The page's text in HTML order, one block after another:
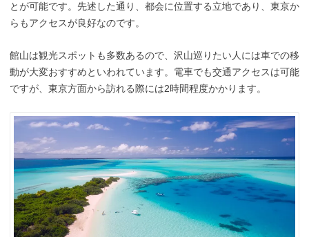
とが可能です。先述した通り、都会に位置する立地であり、東京か
らもアクセスが良好なのです。
館山は観光スポットも多数あるので、沢山巡りたい人には車での移
動が大変おすすめといわれています。電車でも交通アクセスは可能
ですが、東京方面から訪れる際には2時間程度かかります。